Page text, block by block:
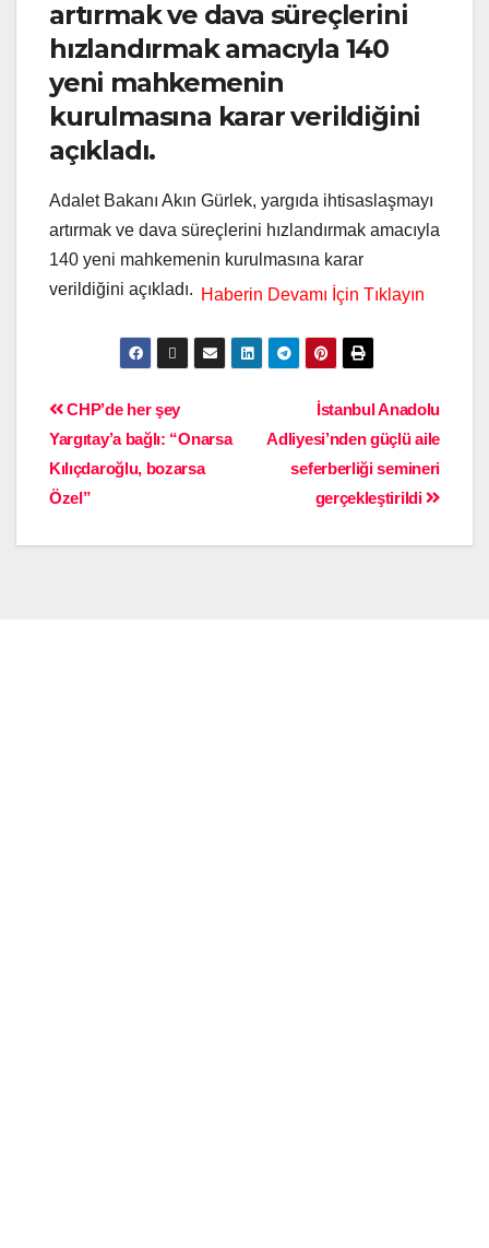
artırmak ve dava süreçlerini
hızlandırmak amacıyla 140
yeni mahkemenin
kurulmasına karar verildiğini
açıkladı.
Adalet Bakanı Akın Gürlek, yargıda ihtisaslaşmayı
artırmak ve dava süreçlerini hızlandırmak amacıyla
140 yeni mahkemenin kurulmasına karar
verildiğini açıkladı.
İstanbul Anadolu
Adliyesi’nden güçlü aile
seferberliği semineri
gerçekleştirildi
CHP’de her şey
Yargıtay’a bağlı: “Onarsa
Kılıçdaroğlu, bozarsa
Özel”